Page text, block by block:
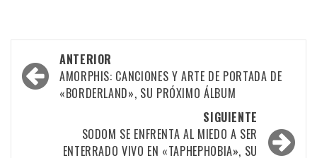
Navegación
por
entradas
ANTERIOR
AMORPHIS: CANCIONES Y ARTE DE PORTADA DE
«BORDERLAND», SU PRÓXIMO ÁLBUM
SIGUIENTE
SODOM SE ENFRENTA AL MIEDO A SER
ENTERRADO VIVO EN «TAPHEPHOBIA», SU